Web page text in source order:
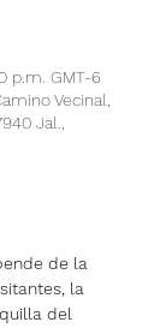
p.m. GMT-6
Vecinal,
Jal.,
de la
la
del